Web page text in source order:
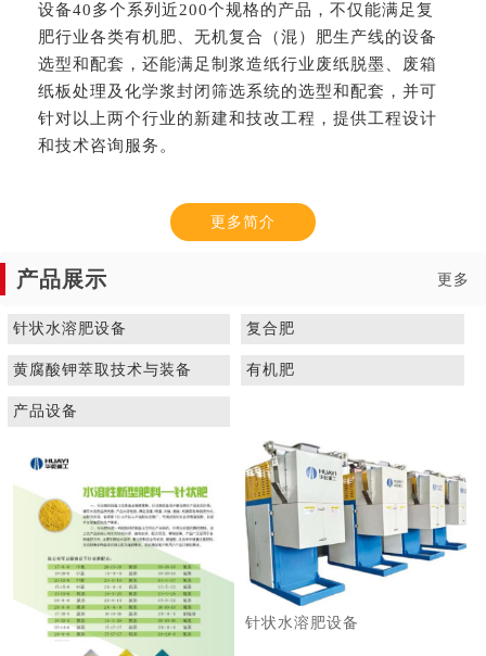
设备40多个系列近200个规格的产品，不仅能满足复
肥行业各类有机肥、无机复合（混）肥生产线的设备
选型和配套，还能满足制浆造纸行业废纸脱墨、废箱
纸板处理及化学浆封闭筛选系统的选型和配套，并可
针对以上两个行业的新建和技改工程，提供工程设计
和技术咨询服务。
更多简介
产品展示 更多
针状水溶肥设备 复合肥
黄腐酸钾萃取技术与装备 有机肥
产品设备
针状水溶肥设备